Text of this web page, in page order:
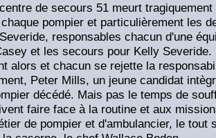
de secours 51 meurt
pompier et particulièrement les
responsables chacun d'une
et les secours pour Kelly
alors et chacun se rejette la
Peter Mills, un jeune candidat
décédé. Mais pas le temps de
faire face à la routine et aux
de pompier et d'ambulancier, le tout